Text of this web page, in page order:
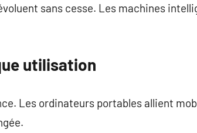
sans cesse. Les machines
utilisation
Les ordinateurs portables allient